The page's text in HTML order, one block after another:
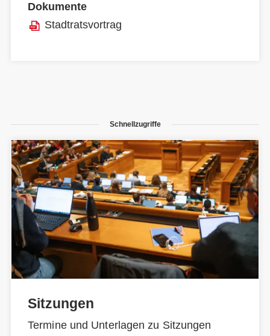
Dokumente
Stadtratsvortrag
Schnellzugriffe
Sitzungen
Termine und Unterlagen zu Sitzungen